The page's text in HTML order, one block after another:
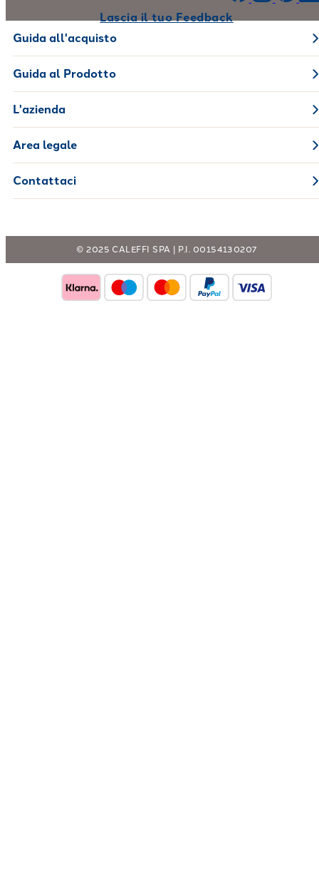
Lascia il tuo Feedback
Guida all'acquisto
Guida al Prodotto
L'azienda
Area legale
Contattaci
© 2025 CALEFFI SPA | P.I. 00154130207